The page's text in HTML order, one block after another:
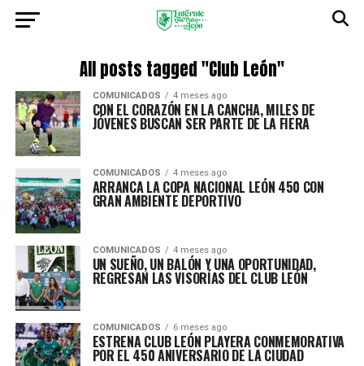
All posts tagged "Club León"
COMUNICADOS 4 meses ago
CON EL CORAZÓN EN LA CANCHA, MILES DE
JÓVENES BUSCAN SER PARTE DE LA FIERA
COMUNICADOS 4 meses ago
ARRANCA LA COPA NACIONAL LEÓN 450 CON
GRAN AMBIENTE DEPORTIVO
COMUNICADOS 4 meses ago
UN SUEÑO, UN BALÓN Y UNA OPORTUNIDAD,
REGRESAN LAS VISORÍAS DEL CLUB LEÓN
COMUNICADOS 6 meses ago
ESTRENA CLUB LEÓN PLAYERA CONMEMORATIVA
POR EL 450 ANIVERSARIO DE LA CIUDAD